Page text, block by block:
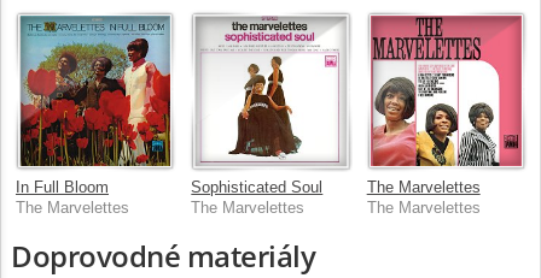
In Full Bloom
The Marvelettes
Sophisticated Soul
The Marvelettes
The Marvelettes
The Marvelettes
Doprovodné materiály